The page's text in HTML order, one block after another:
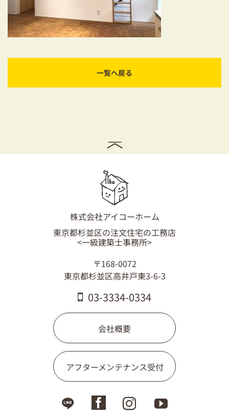
必見！土地からお探しの方へ
資金計画についてのご相談
お知らせ
03-3334-0334
一覧へ戻る
株式会社アイコーホーム
東京都杉並区の注文住宅の工務店
<一級建築士事務所>
〒168-0072
東京都杉並区高井戸東3-6-3
03-3334-0334
会社概要
アフターメンテナンス受付